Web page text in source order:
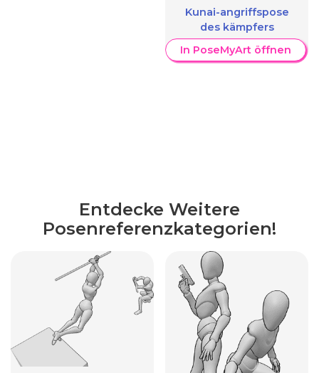
Kunai-angriffspose
des kämpfers
In PoseMyArt öffnen
Entdecke Weitere
Posenreferenzkategorien!